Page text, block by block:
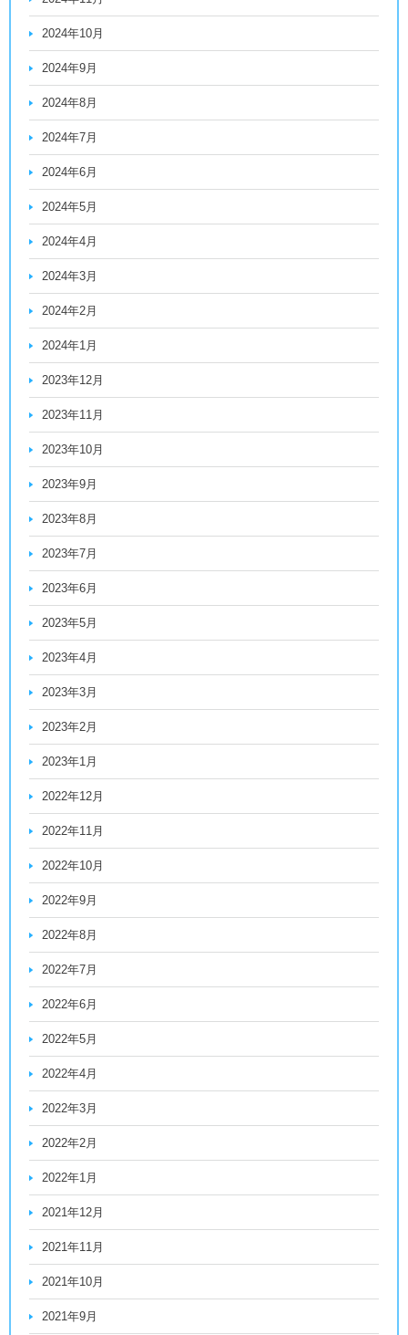
2024年10月
2024年9月
2024年8月
2024年7月
2024年6月
2024年5月
2024年4月
2024年3月
2024年2月
2024年1月
2023年12月
2023年11月
2023年10月
2023年9月
2023年8月
2023年7月
2023年6月
2023年5月
2023年4月
2023年3月
2023年2月
2023年1月
2022年12月
2022年11月
2022年10月
2022年9月
2022年8月
2022年7月
2022年6月
2022年5月
2022年4月
2022年3月
2022年2月
2022年1月
2021年12月
2021年11月
2021年10月
2021年9月